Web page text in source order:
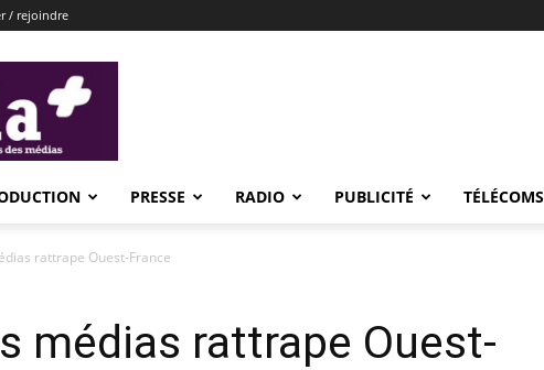
/ rejoindre
PRESSE RADIO PUBLICITÉ TÉLÉCOMS
rattrape Ouest-France
médias rattrape Ouest-